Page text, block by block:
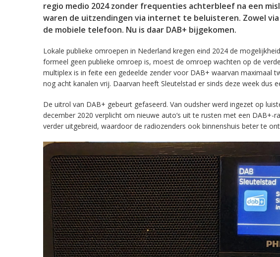
regio medio 2024 zonder frequenties achterbleef na een
waren de uitzendingen via internet te beluisteren. Zowel
de mobiele telefoon. Nu is daar DAB+ bijgekomen.
Lokale publieke omroepen in Nederland kregen eind 2024 de
formeel geen publieke omroep is, moest de omroep wachten op de
multiplex is in feite een gedeelde zender voor DAB+ waarvan maximaal
nog acht kanalen vrij. Daarvan heeft Sleutelstad er sinds deze week dus
De uitrol van DAB+ gebeurt gefaseerd. Van oudsher werd ingezet op
december 2020 verplicht om nieuwe auto’s uit te rusten met een
verder uitgebreid, waardoor de radiozenders ook binnenshuis beter te